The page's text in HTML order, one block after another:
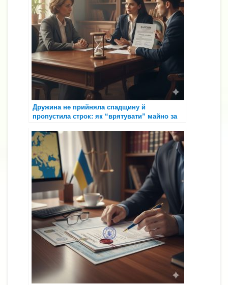
Дружина не прийняла спадщину й
пропустила строк: як “врятувати” майно за